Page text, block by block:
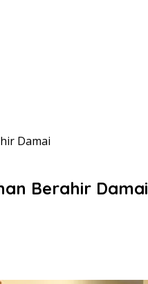
Damai
Berahir Damai